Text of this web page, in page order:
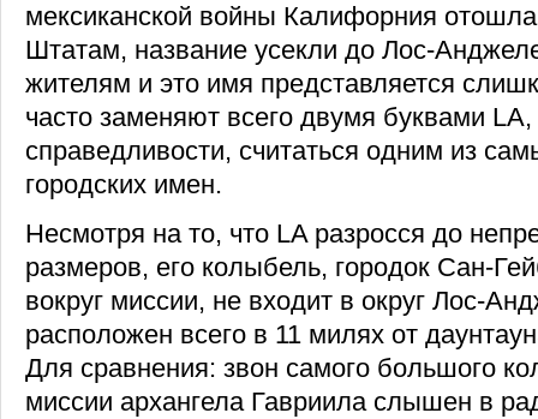
мексиканской войны Калифорния
Штатам, название усекли до Лос-
жителям и это имя представляется
часто заменяют всего двумя буквами
справедливости, считаться одним из
городских имен.
Несмотря на то, что LA разросся до
размеров, его колыбель, городок Сан-
вокруг миссии, не входит в округ Лос-
расположен всего в 11 милях от
Для сравнения: звон самого большого
миссии архангела Гавриила слышен в